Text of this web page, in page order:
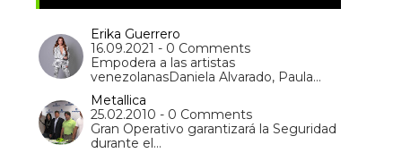
Erika Guerrero
16.09.2021 - 0 Comments
Empodera a las artistas
venezolanasDaniela Alvarado, Paula…
Metallica
25.02.2010 - 0 Comments
Gran Operativo garantizará la Seguridad
durante el…